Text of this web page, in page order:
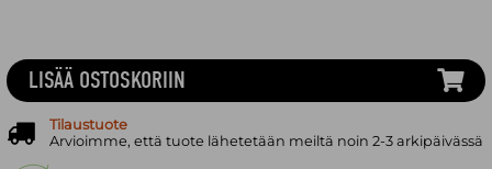
LISÄÄ OSTOSKORIIN
Tilaustuote
Arvioimme, että tuote lähetetään meiltä noin 2-3 arkipäivässä